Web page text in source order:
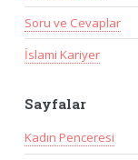
Soru ve Cevaplar
İslami Kariyer
Sayfalar
Kadın Penceresi